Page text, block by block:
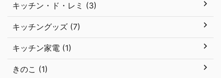
キッチン・ド・レミ (3)
キッチングッズ (7)
キッチン家電 (1)
きのこ (1)